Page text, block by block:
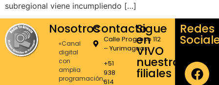
subregional viene incumpliendo […]
Nosotros
«Canal
digital
con
amplia
programación,
Contacto
Calle Progreso 112
– Yurimaguas.
+51
938
614
Sigue
en
VIVO
nuestras
filiales
Redes